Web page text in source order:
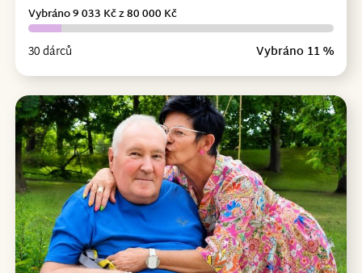
30 dárců Vybráno 11 %
Vybráno 9 033 Kč z 80 000 Kč